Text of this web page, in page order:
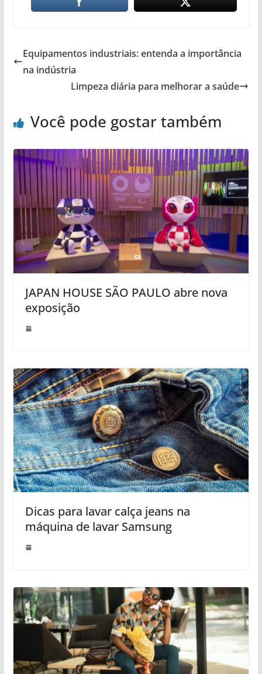
Equipamentos industriais: entenda a importância
na indústria
Limpeza diária para melhorar a saúde
Você pode gostar também
JAPAN HOUSE SÃO PAULO abre nova
exposição
Dicas para lavar calça jeans na
máquina de lavar Samsung